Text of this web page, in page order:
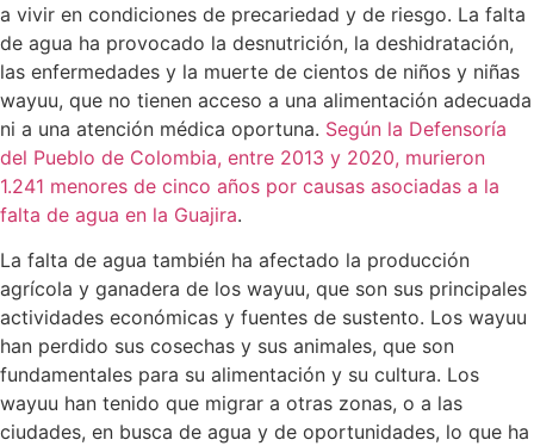
a vivir en condiciones de precariedad y de riesgo. La falta
de agua ha provocado la desnutrición, la deshidratación,
las enfermedades y la muerte de cientos de niños y niñas
wayuu, que no tienen acceso a una alimentación adecuada
ni a una atención médica oportuna. Según la Defensoría
del Pueblo de Colombia, entre 2013 y 2020, murieron
1.241 menores de cinco años por causas asociadas a la
falta de agua en la Guajira.
La falta de agua también ha afectado la producción
agrícola y ganadera de los wayuu, que son sus principales
actividades económicas y fuentes de sustento. Los wayuu
han perdido sus cosechas y sus animales, que son
fundamentales para su alimentación y su cultura. Los
wayuu han tenido que migrar a otras zonas, o a las
ciudades, en busca de agua y de oportunidades, lo que ha